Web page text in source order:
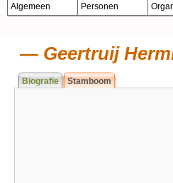
Algemeen Personen
Geertruij
Biografie Stamboom